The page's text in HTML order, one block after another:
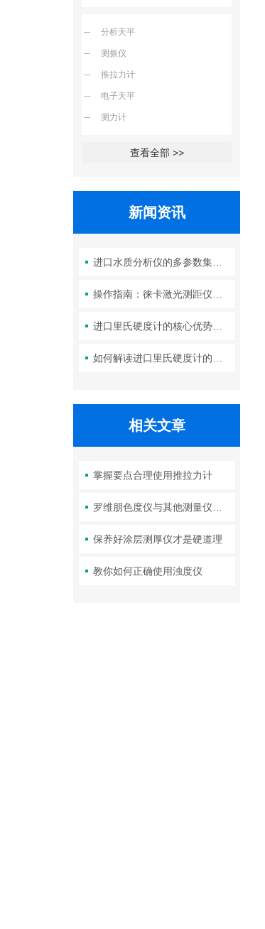
分析天平
测振仪
推拉力计
电子天平
测力计
查看全部 >>
新闻资讯
进口水质分析仪的多参数集成检测技术与系统维护策略
进口里氏硬度计的核心优势：精度、耐用性与多功能性
相关文章
掌握要点合理使用推拉力计
保养好涂层测厚仪才是硬道理
教你如何正确使用浊度仪